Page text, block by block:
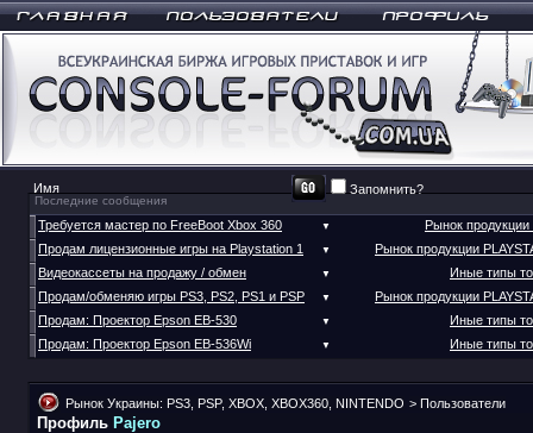
Запомнить?
Последние сообщения
Требуется мастер по FreeBoot Xbox 360 ▼
Рынок продукции
Продам лицензионные игры на Playstation 1
▼
Рынок продукции
Видеокассеты на продажу / обмен
▼
Иные типы
Продам/обменяю игры PS3, PS2, PS1 и PSP
▼
Рынок продукции
Продам: Проектор Epson EB-530
▼
Иные типы
Продам: Проектор Epson EB-536Wi
▼ Иные типы
Рынок Украины: PS3, PSP, XBOX, XBOX360, NINTENDO > Пользователи
Профиль Pajero